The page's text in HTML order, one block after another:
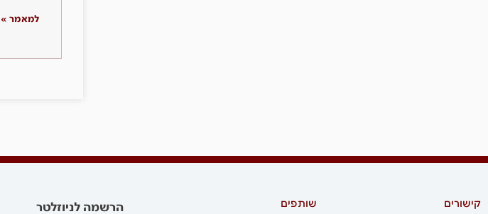
למאמר »
קישורים שותפים הרשמה לניוזלטר